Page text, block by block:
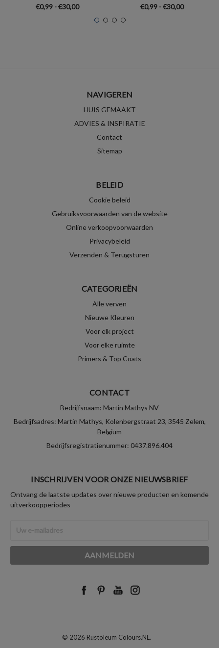
€0,99 - €30,00
€0,99 - €30,00
NAVIGEREN
HUIS GEMAAKT
ADVIES & INSPIRATIE
Contact
Sitemap
BELEID
Cookie beleid
Gebruiksvoorwaarden van de website
Online verkoopvoorwaarden
Privacybeleid
Verzenden & Terugsturen
CATEGORIEËN
Alle verven
Nieuwe Kleuren
Voor elk project
Voor elke ruimte
Primers & Top Coats
CONTACT
Bedrijfsnaam: Martin Mathys NV
Bedrijfsadres: Martin Mathys, Kolenbergstraat 23, 3545 Zelem,
Belgium
Bedrijfsregistratienummer: 0437.896.404
INSCHRIJVEN VOOR ONZE NIEUWSBRIEF
Ontvang de laatste updates over nieuwe producten en komende
uitverkoopperiodes
mailadres
© 2026 Rustoleum Colours.NL.